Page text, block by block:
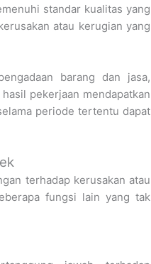
standar kualitas yang
atau kerugian yang
barang dan jasa,
pekerjaan mendapatkan
periode tertentu dapat
terhadap kerusakan atau
fungsi lain yang tak